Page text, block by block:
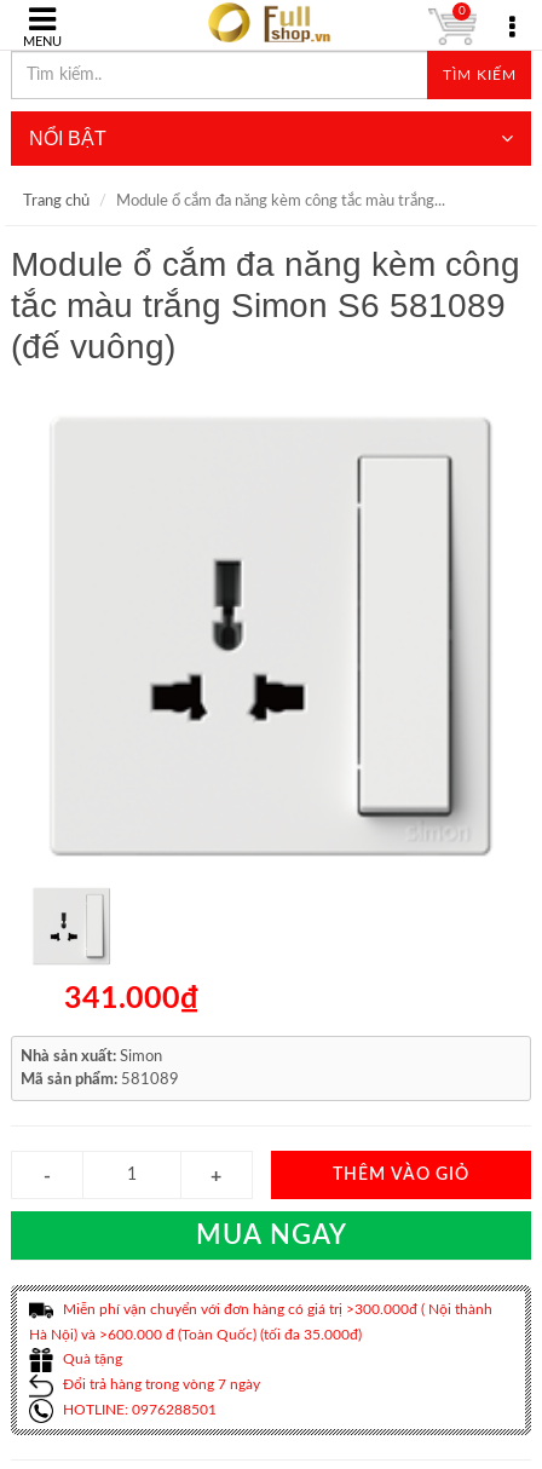
MENU
TÌM KIẾM
0
NỔI BẬT
Trang chủ Module ổ cắm đa năng kèm công tắc màu trắng...
Module ổ cắm đa năng kèm công
tắc màu trắng Simon S6 581089
(đế vuông)
341.000₫
Nhà sản xuất: Simon
Mã sản phẩm: 581089
THÊM VÀO GIỎ
MUA NGAY
Miễn phí vận chuyển với đơn hàng có giá trị >300.000đ ( Nội thành
Hà Nội) và >600.000 đ (Toàn Quốc) (tối đa 35.000đ)
Quà tặng
Đổi trả hàng trong vòng 7 ngày
HOTLINE: 0976288501